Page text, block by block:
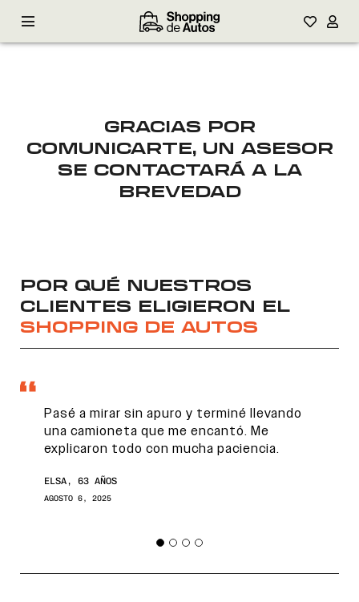
COMPRÁ
NOSOTROS
08002525
GRACIAS POR
COMUNICARTE, UN ASESOR
SE CONTACTARÁ A LA
BREVEDAD
POR QUÉ NUESTROS
CLIENTES ELIGIERON EL
SHOPPING DE AUTOS
Pasé a mirar sin apuro y terminé llevando
una camioneta que me encantó. Me
explicaron todo con mucha paciencia.
ELSA, 63 AÑOS
AGOSTO 6, 2025